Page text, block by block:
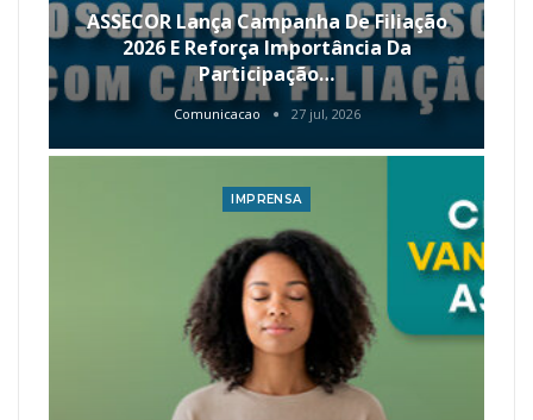
ASSECOR Lança Campanha De Filiação
2026 E Reforça Importância Da
Participação…
Comunicacao 27 jul, 2026
IMPRENSA